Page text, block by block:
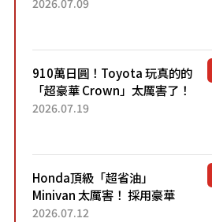
了！...
910萬日圓！Toyota 玩真的的
「超豪華 Crown」太厲害了！
採用由「匠人技藝」打造的
2026.07.19
Honda頂級「超省油」
Minivan 太厲害！ 採用豪華
「真皮座椅」與專屬「黑色內
2026.07.12